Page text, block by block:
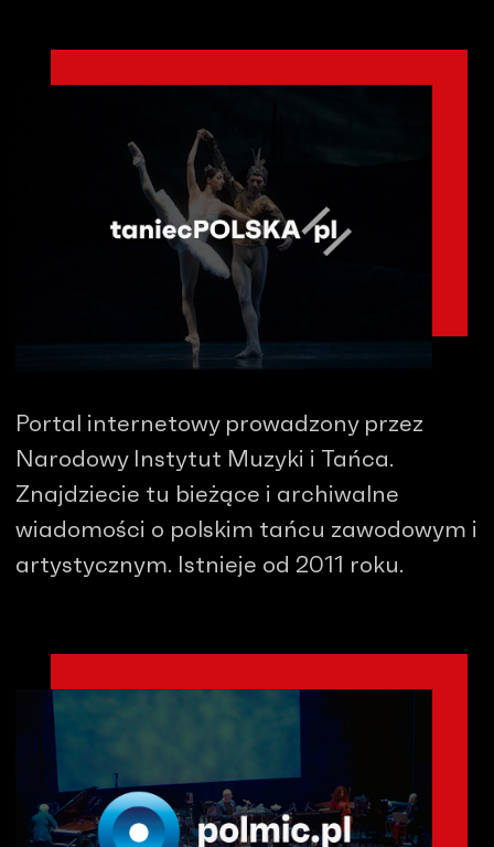
Portal internetowy prowadzony przez
Narodowy Instytut Muzyki i Tańca.
Znajdziecie tu bieżące i archiwalne
wiadomości o polskim tańcu zawodowym i
artystycznym. Istnieje od 2011 roku.